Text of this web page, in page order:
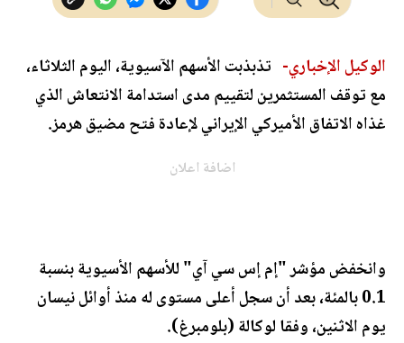
الوكيل الإخباري- تذبذبت الأسهم الآسيوية، اليوم الثلاثاء،
مع توقف المستثمرين لتقييم مدى استدامة الانتعاش الذي
غذاه الاتفاق الأميركي الإيراني لإعادة فتح مضيق هرمز.
اضافة اعلان
وانخفض مؤشر "إم إس سي آي" للأسهم الأسيوية بنسبة
0.1 بالمئة، بعد أن سجل أعلى مستوى له منذ أوائل نيسان
يوم الاثنين، وفقا لوكالة (بلومبرغ).